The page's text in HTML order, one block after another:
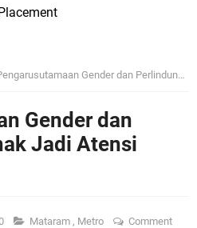
Gender dan Perlindungan Anak Jadi Atensi Pemprov NTB
Gender dan
Jadi Atensi
Mataram , Metro Comment